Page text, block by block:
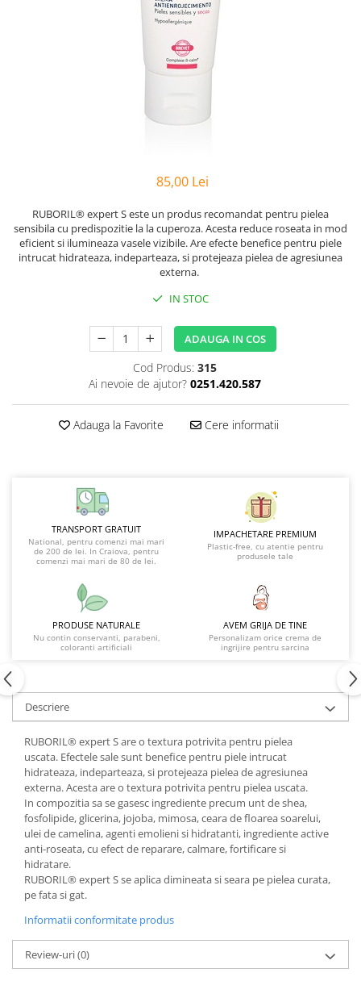
PREPARATE DERMATOLOGICE
PREPARATE GINECOLOGICE
Infectii urinare
PREPARATE PENTRU COPII
85,00 Lei
RUBORIL® expert S este un produs recomandat pentru pielea
sensibila cu predispozitie la la cuperoza. Acesta reduce roseata in mod
eficient si ilumineaza vasele vizibile. Are efecte benefice pentru piele
intrucat hidrateaza, indeparteaza, si protejeaza pielea de agresiunea
externa.
IN STOC
ADAUGA IN COS
Cod Produs: 315
Ai nevoie de ajutor? 0251.420.587
Adauga la Favorite Cere informatii
TRANSPORT GRATUIT
National, pentru comenzi mai mari
de 200 de lei. In Craiova, pentru
comenzi mai mari de 80 de lei.
IMPACHETARE PREMIUM
Plastic-free, cu atentie pentru
produsele tale
PRODUSE NATURALE
Nu contin conservanti, parabeni,
coloranti artificiali
AVEM GRIJA DE TINE
Personalizam orice crema de
ingrijire pentru sarcina
Descriere
RUBORIL® expert S are o textura potrivita pentru pielea
uscata. Efectele sale sunt benefice pentru piele intrucat
hidrateaza, indeparteaza, si protejeaza pielea de agresiunea
externa. Acesta are o textura potrivita pentru pielea uscata.
In compozitia sa se gasesc ingrediente precum unt de shea,
fosfolipide, glicerina, jojoba, mimosa, ceara de floarea soarelui,
ulei de camelina, agenti emolieni si hidratanti, ingrediente active
anti-roseata, cu efect de reparare, calmare, fortificare si
hidratare.
RUBORIL® expert S se aplica dimineata si seara pe pielea curata,
pe fata si gat.
Informatii conformitate produs
Review-uri(0)